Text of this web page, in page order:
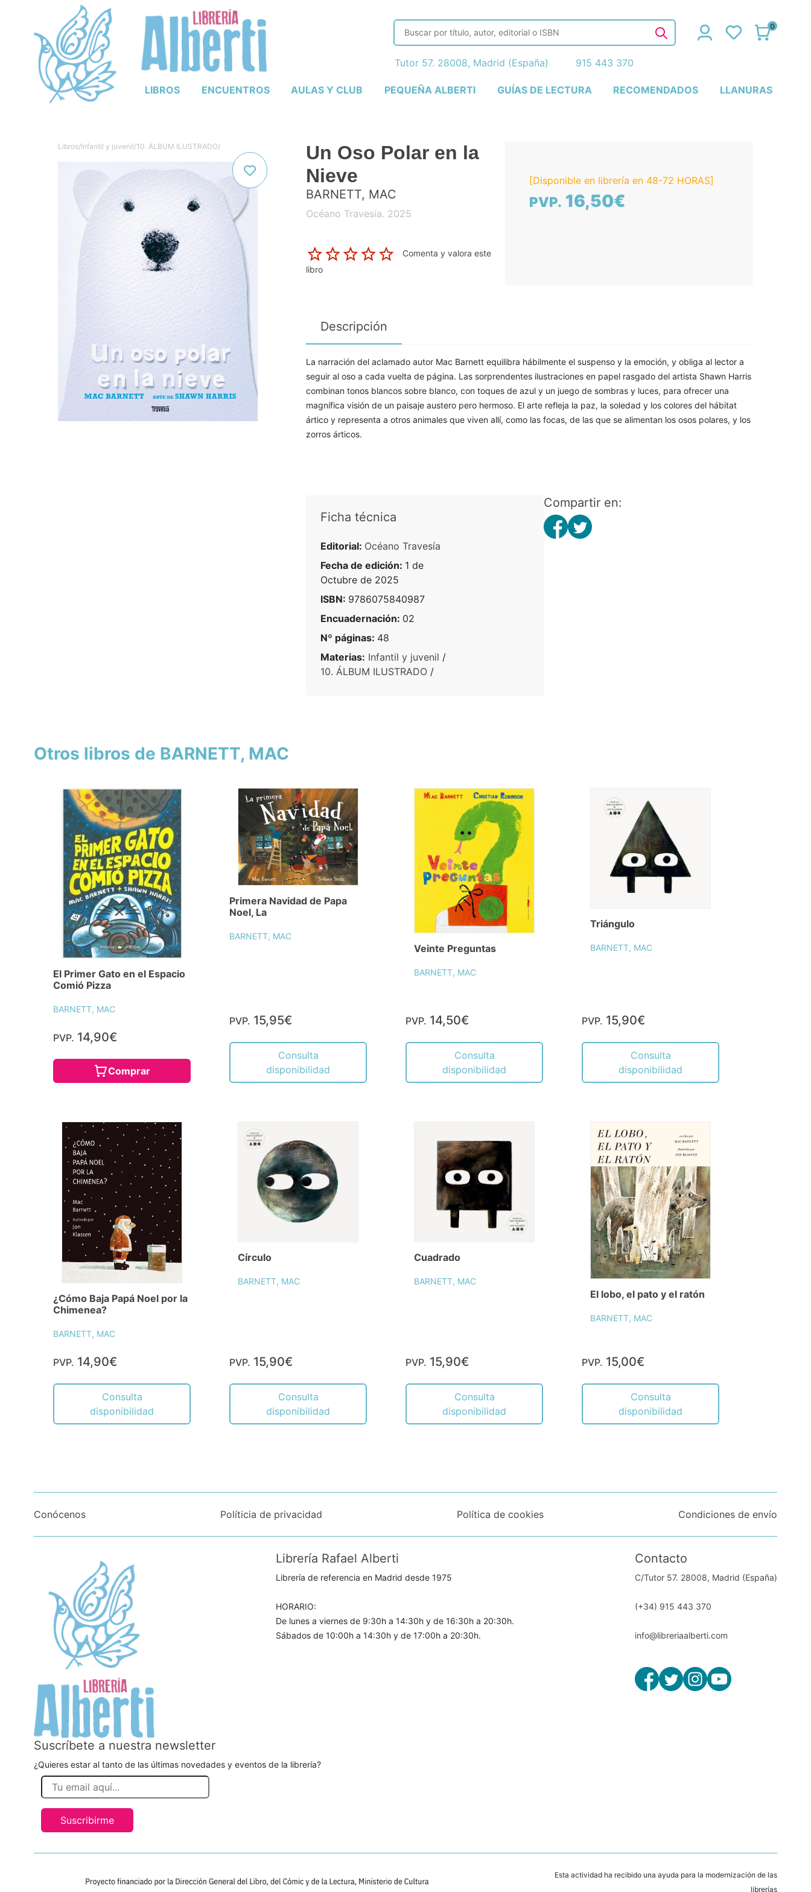
LIBROS ENCUENTROS AULAS Y CLUB PEQUEÑA ALBERTI GUÍAS DE LECTURA RECOMENDADOS LLANURAS
0
Tutor 57. 28008, Madrid (España) 915 443 370
Libros/Infantil y juvenil/10. ÁLBUM ILUSTRADO/
Un Oso Polar en la
Nieve
BARNETT, MAC
Océano Travesía. 2025
Comenta y valora este
libro
[Disponible en librería en 48-72 HORAS]
PVP. 16,50€
Descripción
La narración del aclamado autor Mac Barnett equilibra hábilmente el suspenso y la emoción, y obliga al lector a
seguir al oso a cada vuelta de página. Las sorprendentes ilustraciones en papel rasgado del artista Shawn Harris
combinan tonos blancos sobre blanco, con toques de azul y un juego de sombras y luces, para ofrecer una
magnífica visión de un paisaje austero pero hermoso. El arte refleja la paz, la soledad y los colores del hábitat
ártico y representa a otros animales que viven allí, como las focas, de las que se alimentan los osos polares, y los
zorros árticos.
Ficha técnica
Editorial: Océano Travesía
Fecha de edición: 1 de
Octubre de 2025
ISBN: 9786075840987
Encuadernación: 02
Nº páginas: 48
Materias: Infantil y juvenil /
10. ÁLBUM ILUSTRADO/
Compartir en:
Otros libros de BARNETT, MAC
El Primer Gato en el Espacio
Comió Pizza
BARNETT, MAC
PVP. 14,90€
Comprar
Primera Navidad de Papa
Noel, La
BARNETT, MAC
PVP. 15,95€
Consulta
disponibilidad
Veinte Preguntas
BARNETT, MAC
PVP. 14,50€
Consulta
disponibilidad
Triángulo
BARNETT, MAC
PVP. 15,90€
Consulta
disponibilidad
¿Cómo Baja Papá Noel por la
Chimenea?
BARNETT, MAC
PVP. 14,90€
Consulta
disponibilidad
Círculo
BARNETT, MAC
PVP. 15,90€
Consulta
disponibilidad
Cuadrado
BARNETT, MAC
PVP. 15,90€
Consulta
disponibilidad
El lobo, el pato y el ratón
BARNETT, MAC
PVP. 15,00€
Consulta
disponibilidad
Conócenos Políticia de privacidad Política de cookies Condiciones de envío
Librería Rafael Alberti
Librería de referencia en Madrid desde 1975
HORARIO:
De lunes a viernes de 9:30h a 14:30h y de 16:30h a 20:30h.
Sábados de 10:00h a 14:30h y de 17:00h a 20:30h.
Contacto
C/Tutor 57. 28008, Madrid (España)
(+34) 915 443 370
info@libreriaalberti.com
Suscríbete a nuestra newsletter
¿Quieres estar al tanto de las últimas novedades y eventos de la librería?
Suscribirme
Esta actividad ha recibido una ayuda para la modernización de las
librerías